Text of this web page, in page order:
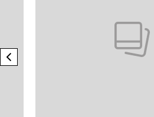
previous element